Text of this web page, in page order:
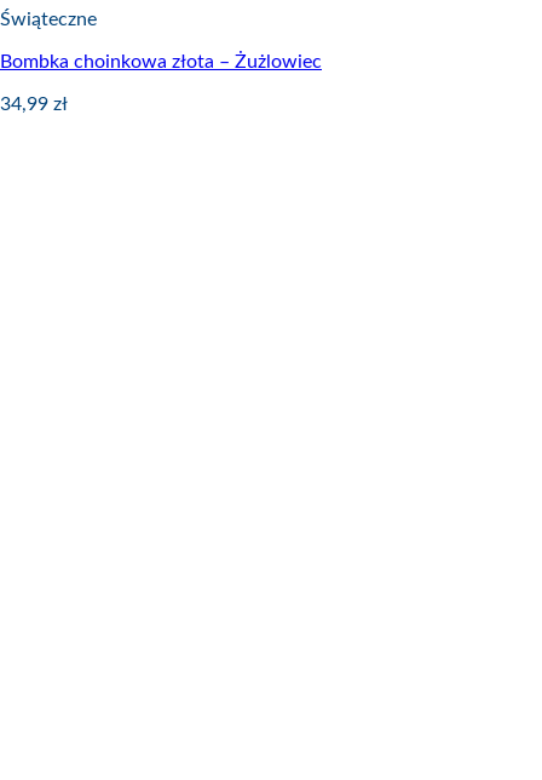
Świąteczne
Bombka choinkowa złota – Żużlowiec
34,99 zł